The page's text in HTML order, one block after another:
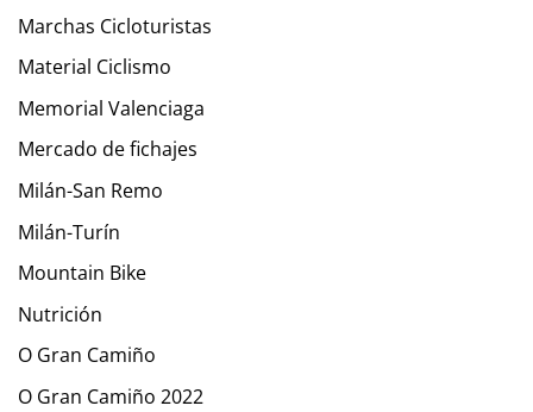
Marchas Cicloturistas
Material Ciclismo
Memorial Valenciaga
Mercado de fichajes
Milán-San Remo
Milán-Turín
Mountain Bike
Nutrición
O Gran Camiño
O Gran Camiño 2022